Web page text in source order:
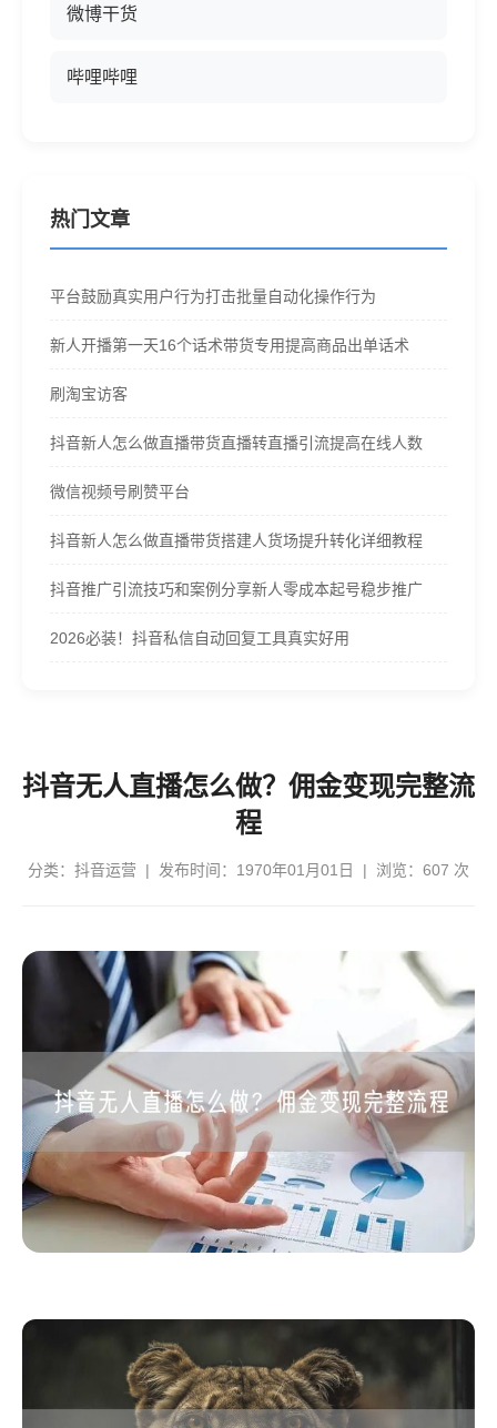
微博干货
哔哩哔哩
热门文章
平台鼓励真实用户行为打击批量自动化操作行为
新人开播第一天16个话术带货专用提高商品出单话术
刷淘宝访客
抖音新人怎么做直播带货直播转直播引流提高在线人数
微信视频号刷赞平台
抖音新人怎么做直播带货搭建人货场提升转化详细教程
抖音推广引流技巧和案例分享新人零成本起号稳步推广
2026必装！抖音私信自动回复工具真实好用
抖音无人直播怎么做？佣金变现完整流
程
分类： 抖音运营 | 发布时间：1970年01月01日 | 浏览：607 次